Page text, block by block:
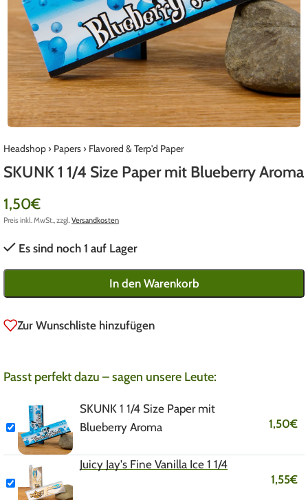
Headshop› Papers› Flavored & Terp'd Paper
SKUNK 1 1/4 Size Paper mit Blueberry Aroma
1,50€
Preis inkl. MwSt., zzgl.Versandkosten
Es sind noch 1 auf Lager
In den Warenkorb
Zur Wunschliste hinzufügen
Passt perfekt dazu – sagen unsere Leute:
SKUNK 1 1/4 Size Paper mit
Blueberry Aroma
1,50€
Juicy Jay's Fine Vanilla Ice 1 1/4
1,55€